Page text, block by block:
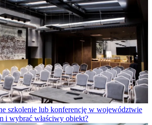
szkolenie lub konferencję w województwie
i wybrać właściwy obiekt?